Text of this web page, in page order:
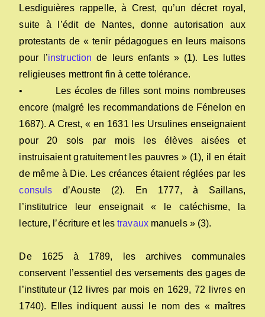
Lesdiguières rappelle, à Crest, qu’un décret royal,
suite à l’édit de Nantes, donne autorisation aux
protestants de « tenir pédagogues en leurs maisons
pour l’instruction de leurs enfants » (1). Les luttes
religieuses mettront fin à cette tolérance.
• Les écoles de filles sont moins nombreuses
encore (malgré les recommandations de Fénelon en
1687). A Crest, « en 1631 les Ursulines enseignaient
pour 20 sols par mois les élèves aisées et
instruisaient gratuitement les pauvres » (1), il en était
de même à Die. Les créances étaient réglées par les
consuls d’Aouste (2). En 1777, à Saillans,
l’institutrice leur enseignait « le catéchisme, la
lecture, l’écriture et lestravauxmanuels » (3).
De 1625 à 1789, les archives communales
conservent l’essentiel des versements des gages de
l’instituteur (12 livres par mois en 1629, 72 livres en
1740). Elles indiquent aussi le nom des « maîtres